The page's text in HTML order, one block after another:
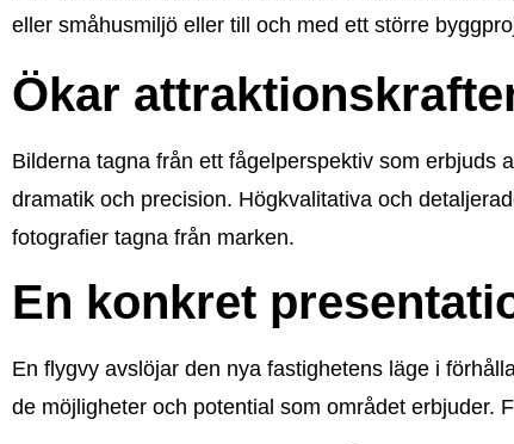
eller småhusmiljö eller till och med ett större
Ökar
Bilderna tagna från ett fågelperspektiv som erbjuds
dramatik och precision. Högkvalitativa och
fotografier tagna från marken.
En konkret
En flygvy avslöjar den nya fastighetens läge i
de möjligheter och potential som området erbjuder.